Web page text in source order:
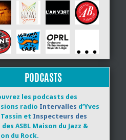
PODCASTS
les podcasts des
radio Intervalles d’Yves
Tassin et Inspecteurs des
des ASBL Maison du Jazz &
du Rock.